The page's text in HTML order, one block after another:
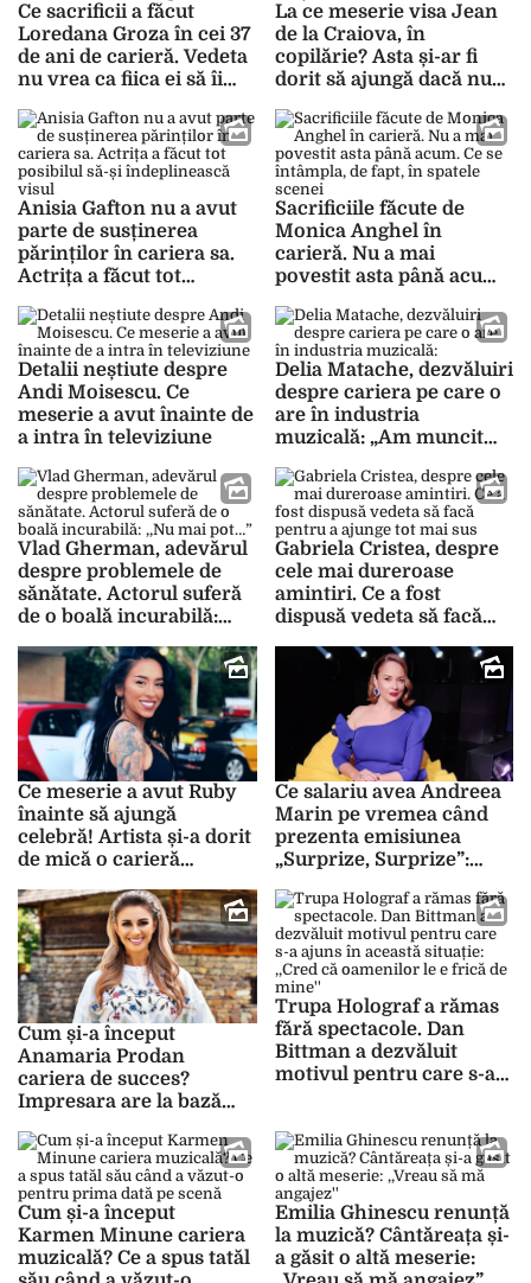
Ce sacrificii a făcut
Loredana Groza în cei 37
de ani de carieră. Vedeta
nu vrea ca fiica ei să îi
La ce meserie visa Jean
de la Craiova, în
copilărie? Asta și-ar fi
dorit să ajungă dacă nu
Anisia Gafton nu a avut
parte de susținerea
părinților în cariera sa.
Actrița a făcut tot
îndeplinească visul
Sacrificiile făcute de
Monica Anghel în
carieră. Nu a mai
povestit asta până acum.
în spatele scenei
Detalii neștiute despre
Andi Moisescu. Ce
meserie a avut înainte de
a intra în televiziune
Delia Matache, dezvăluiri
despre cariera pe care o
are în industria
muzicală: „Am muncit
Vlad Gherman, adevărul
despre problemele de
sănătate. Actorul suferă
de o boală incurabilă:
Gabriela Cristea, despre
cele mai dureroase
amintiri. Ce a fost
dispusă vedeta să facă
Ce meserie a avut Ruby
înainte să ajungă
celebră! Artista și-a dorit
de mică o carieră
job oficial a fost…
Ce salariu avea Andreea
Marin pe vremea când
prezenta emisiunea
„Surprize, Surprize”:
reporter cu jumătate de
normă”
Cum și-a început
Anamaria Prodan
cariera de succes?
Impresara are la bază
România: ,,Am zis că nu
lucrez pentru nimeni.
Tatăl meu mi-a zis de
mică: «Dacă ești
deșteaptă, alții trebuie să
te urmeze!»”
Trupa Holograf a rămas
fără spectacole. Dan
Bittman a dezvăluit
motivul pentru care s-a
frică de mine”
Cum și-a început
Karmen Minune cariera
muzicală? Ce a spus tatăl
Emilia Ghinescu renunță
la muzică? Cântăreața și-
a găsit o altă meserie: